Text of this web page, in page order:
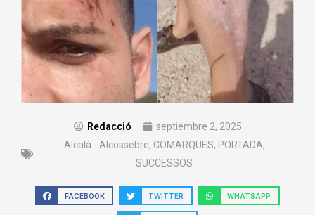
Redacció
septiembre 2, 2025
Alcalà - Alcossebre, COMARQUES, PORTADA,
SUCCESSOS
FACEBOOK TWITTER WHATSAPP